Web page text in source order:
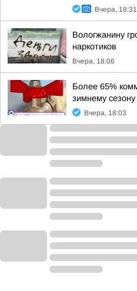
Вчера, 18:31
Вологжанину
наркотиков
Вчера, 18:06
Более 65%
зимнему
Вчера, 18:03